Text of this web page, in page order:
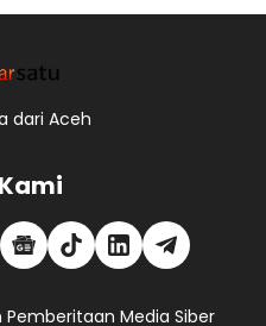
dari Aceh
Media Siber